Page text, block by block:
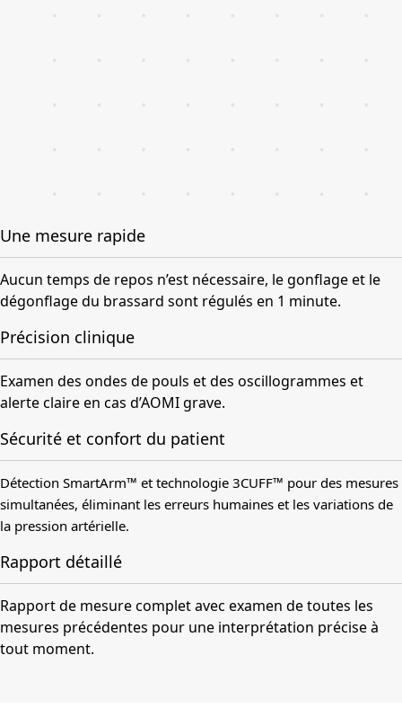
Une mesure rapide
Aucun temps de repos n’est nécessaire, le gonflage et le
dégonflage du brassard sont régulés en 1 minute.
Précision clinique
Examen des ondes de pouls et des oscillogrammes et
alerte claire en cas d’AOMI grave.
Sécurité et confort du patient
Détection SmartArm™ et technologie 3CUFF™ pour des mesures
simultanées, éliminant les erreurs humaines et les variations de
la pression artérielle.
Rapport détaillé
Rapport de mesure complet avec examen de toutes les
mesures précédentes pour une interprétation précise à
tout moment.